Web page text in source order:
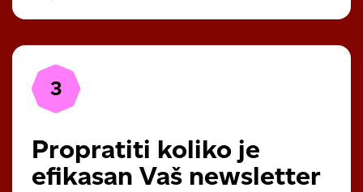
3
Propratiti koliko je
efikasan Vaš newsletter